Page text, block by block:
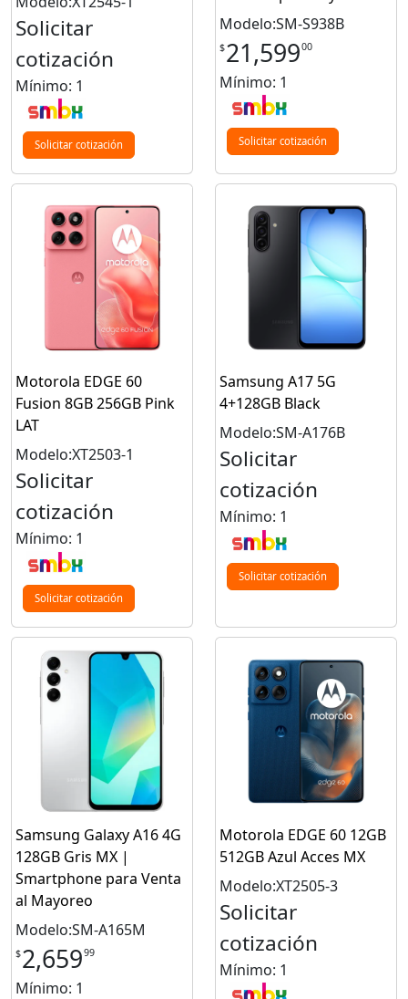
Solicitar
cotización
Mínimo: 1
Solicitar cotización
Modelo:SM-S938B
$21,59900
Mínimo: 1
Solicitar cotización
Motorola EDGE 60
Fusion 8GB 256GB Pink
LAT
Modelo:XT2503-1
Solicitar
cotización
Mínimo: 1
Solicitar cotización
Samsung A17 5G
4+128GB Black
Modelo:SM-A176B
Solicitar
cotización
Mínimo: 1
Solicitar cotización
Samsung Galaxy A16 4G
128GB Gris MX |
Smartphone para Venta
al Mayoreo
Modelo:SM-A165M
$2,65999
Mínimo: 1
Motorola EDGE 60 12GB
512GB Azul Acces MX
Modelo:XT2505-3
Solicitar
cotización
Mínimo: 1